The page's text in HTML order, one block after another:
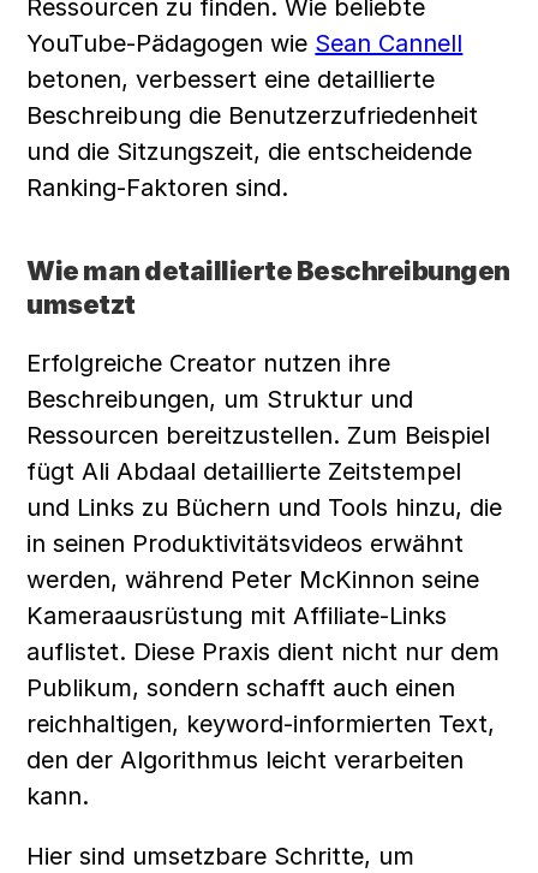
Ressourcen zu finden. Wie beliebte
YouTube-Pädagogen wie Sean Cannell
betonen, verbessert eine detaillierte
Beschreibung die Benutzerzufriedenheit
und die Sitzungszeit, die entscheidende
Ranking-Faktoren sind.
Wie man detaillierte Beschreibungen
umsetzt
Erfolgreiche Creator nutzen ihre
Beschreibungen, um Struktur und
Ressourcen bereitzustellen. Zum Beispiel
fügt Ali Abdaal detaillierte Zeitstempel
und Links zu Büchern und Tools hinzu, die
in seinen Produktivitätsvideos erwähnt
werden, während Peter McKinnon seine
Kameraausrüstung mit Affiliate-Links
auflistet. Diese Praxis dient nicht nur dem
Publikum, sondern schafft auch einen
reichhaltigen, keyword-informierten Text,
den der Algorithmus leicht verarbeiten
kann.
Hier sind umsetzbare Schritte, um